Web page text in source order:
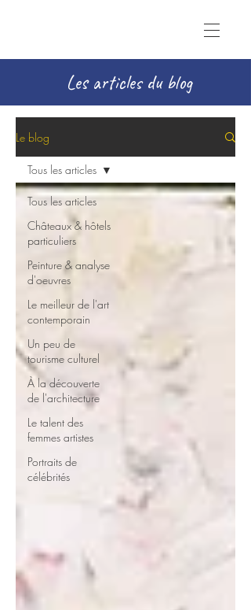
Les articles du blog
Le blog
Tous les articles
Châteaux & hôtels
particuliers
Peinture & analyse
d'oeuvres
Le meilleur de l'art
contemporain
Un peu de
tourisme culturel
À la découverte
de l'architecture
Le talent des
femmes artistes
Portraits de
célébrités
Tous les articles